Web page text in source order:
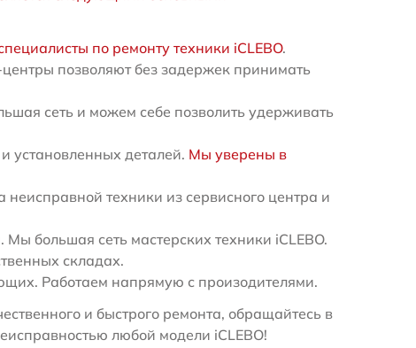
по ремонту техники iCLEBO.
позволяют без задержек принимать
сеть и можем себе позволить удерживать
установленных деталей. Мы уверены в
техники из сервисного центра и
большая сеть мастерских техники iCLEBO.
складах.
Работаем напрямую с произодителями.
и быстрого ремонта, обращайтесь в
любой модели iCLEBO!